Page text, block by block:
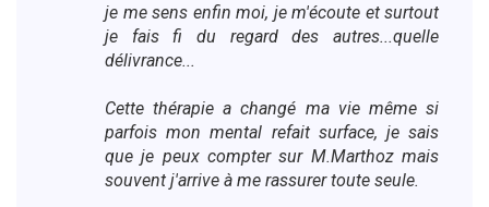
je me sens enfin moi, je m'écoute et surtout
je fais fi du regard des autres...quelle
délivrance...
Cette thérapie a changé ma vie même si
parfois mon mental refait surface, je sais
que je peux compter sur M.Marthoz mais
souvent j'arrive à me rassurer toute seule.